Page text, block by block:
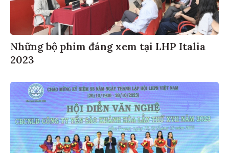
Những bộ phim đáng xem tại LHP Italia
2023